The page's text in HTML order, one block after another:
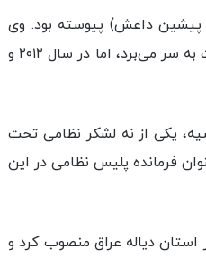
پیشین داعش) پیوسته بود. وی
پیشتر به اتهام تروریسم دستگیر و محکوم شده و در زندان تسفیرات تکریت به سر می‌برد، اما در سال ۲۰۱۲ و
یکی از نه لشکر نظامی تحت
فرمانده پلیس نظامی در این
استان دیاله عراق منصوب کرد و